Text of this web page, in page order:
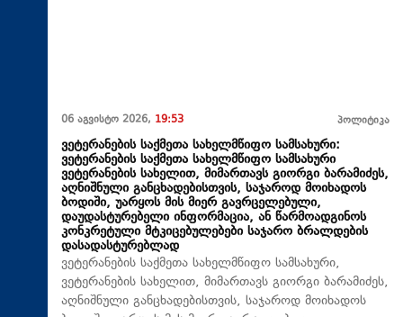
06 აგვისტო 2026, 19:53 პოლიტიკა
ვეტერანების საქმეთა სახელმწიფო სამსახური:
ვეტერანების საქმეთა სახელმწიფო სამსახური
ვეტერანების სახელით, მიმართავს გიორგი ბარამიძეს,
აღნიშნული განცხადებისთვის, საჯაროდ მოიხადოს
ბოდიში, უარყოს მის მიერ გავრცელებული,
დაუდასტურებელი ინფორმაცია, ან წარმოადგინოს
კონკრეტული მტკიცებულებები საჯარო ბრალდების
დასადასტურებლად
ვეტერანების საქმეთა სახელმწიფო სამსახური,
ვეტერანების სახელით, მიმართავს გიორგი ბარამიძეს,
აღნიშნული განცხადებისთვის, საჯაროდ მოიხადოს